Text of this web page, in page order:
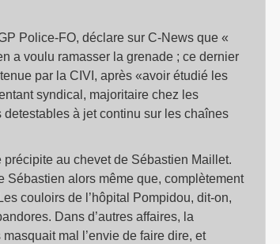
Police-FO, déclare sur C-News que «
a voulu ramasser la grenade ; ce dernier
par la CIVI, après «avoir étudié les
syndical, majoritaire chez les
à jet continu sur les chaînes
précipite au chevet de Sébastien Maillet.
Sébastien alors même que, complètement
couloirs de l’hôpital Pompidou, dit-on,
Dans d’autres affaires, la
mal l’envie de faire dire, et